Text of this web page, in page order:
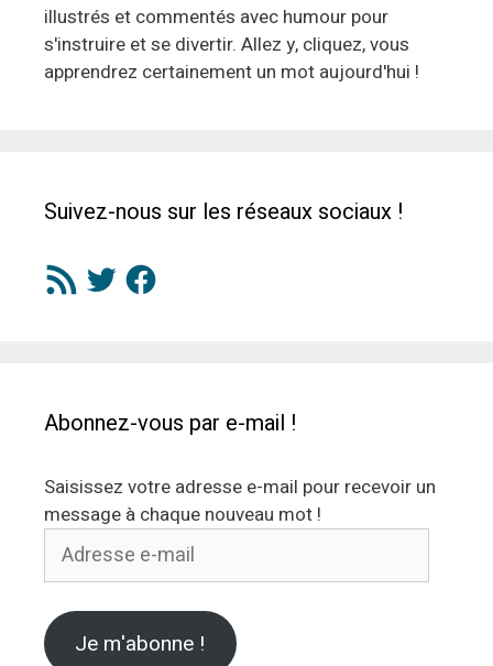
illustrés et commentés avec humour pour
s'instruire et se divertir. Allez y, cliquez, vous
apprendrez certainement un mot aujourd'hui !
Suivez-nous sur les réseaux sociaux !
Flux
RSS
TwitterFacebook
Abonnez-vous par e-mail !
Saisissez votre adresse e-mail pour recevoir un
message à chaque nouveau mot !
Adresse
Je m'abonne !